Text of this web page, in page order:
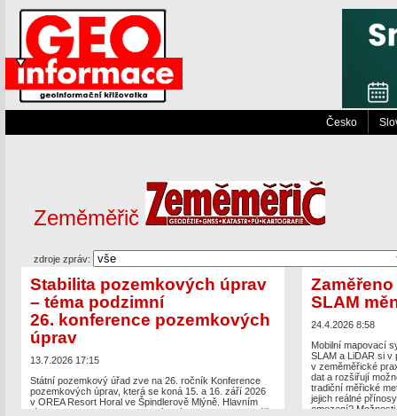
Česko
Zeměměřič
zdroje zpráv:
Stabilita pozemkových úprav
– téma podzimní
26. konference pozemkových
úprav
13.7.2026 17:15
Státní pozemkový úřad zve na 26. ročník Konference
pozemkových úprav, která se koná 15. a 16. září 2026
v OREA Resort Horal ve Špindlerově Mlýně. Hlavním
SLAM
24.4.2026 8:58
Mobilní mapovací
SLAM a LiDAR si v
v zeměměřické
dat a rozšiřují
tradiční měřické
jejich reálné
omezení?